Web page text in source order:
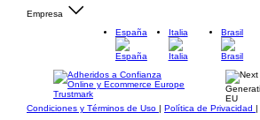
Empresa
España
Italia Brasil
Condiciones y Términos de Uso | Política de Privacidad |